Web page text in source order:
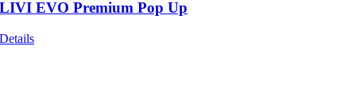
LIVI EVO Premium Pop Up
Details